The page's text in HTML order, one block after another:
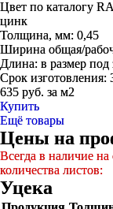
Цвет по каталогу
цинк
Толщина, мм: 0,45
Ширина общая/
Длина: в размер под
Срок изготовления:
635 руб. за м2
Купить
Ещё товары
Цены на
Всегда в наличие
количества листов:
Уцека